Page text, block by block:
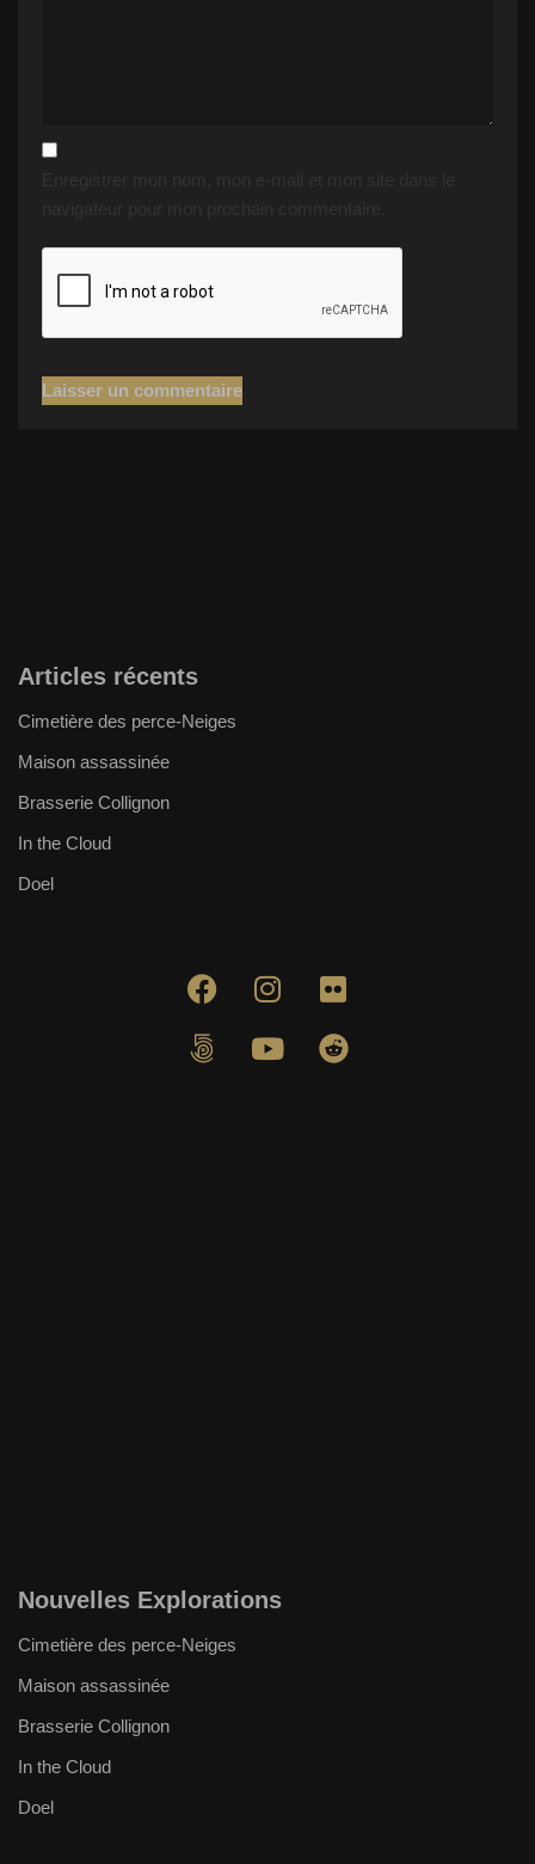
Articles récents
Cimetière des perce-Neiges
Maison assassinée
Brasserie Collignon
In the Cloud
Doel
Nouvelles Explorations
Cimetière des perce-Neiges
Maison assassinée
Brasserie Collignon
In the Cloud
Doel